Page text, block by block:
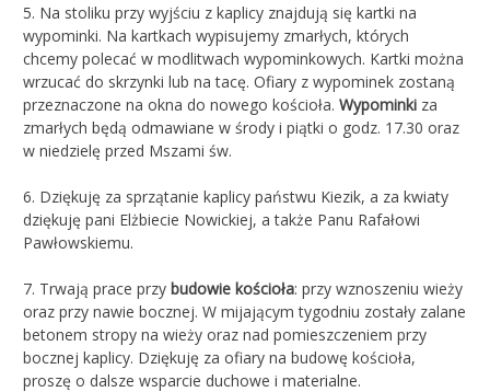
5. Na stoliku przy wyjściu z kaplicy znajdują się kartki na
wypominki. Na kartkach wypisujemy zmarłych, których
chcemy polecać w modlitwach wypominkowych. Kartki można
wrzucać do skrzynki lub na tacę. Ofiary z wypominek zostaną
przeznaczone na okna do nowego kościoła. Wypominki za
zmarłych będą odmawiane w środy i piątki o godz. 17.30 oraz
w niedzielę przed Mszami św.
6. Dziękuję za sprzątanie kaplicy państwu Kiezik, a za kwiaty
dziękuję pani Elżbiecie Nowickiej, a także Panu Rafałowi
Pawłowskiemu.
7. Trwają prace przy budowie kościoła: przy wznoszeniu wieży
oraz przy nawie bocznej. W mijającym tygodniu zostały zalane
betonem stropy na wieży oraz nad pomieszczeniem przy
bocznej kaplicy. Dziękuję za ofiary na budowę kościoła,
proszę o dalsze wsparcie duchowe i materialne.